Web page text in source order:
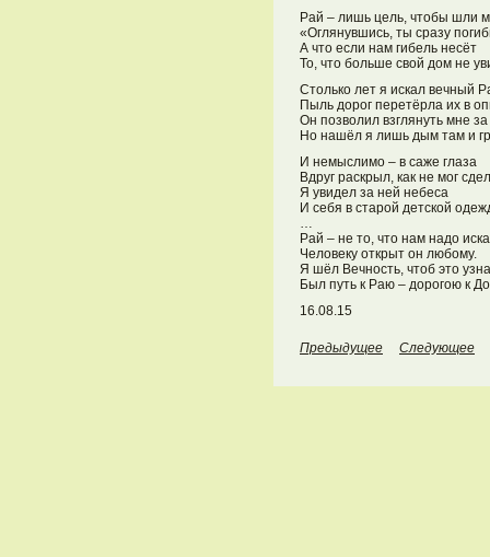
Рай – лишь цель, чтобы шли
«Оглянувшись, ты сразу
А что если нам гибель несёт
То, что больше свой дом не
Столько лет я искал вечный
Пыль дорог перетёрла их в
Он позволил взглянуть мне
Но нашёл я лишь дым там и
И немыслимо – в саже глаза
Вдруг раскрыл, как не мог
Я увидел за ней небеса
И себя в старой детской
…
Рай – не то, что нам надо
Человеку открыт он любому.
Я шёл Вечность, чтоб это
Был путь к Раю – дорогою к
16.08.15
Предыдущее Следующее